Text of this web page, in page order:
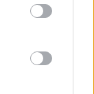
Number